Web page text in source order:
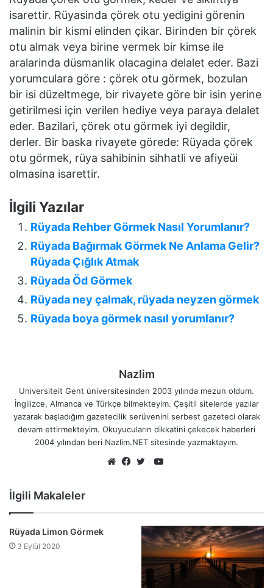
isarettir. Rüyasinda çörek otu yedigini görenin
malinin bir kismi elinden çikar. Birinden bir çörek
otu almak veya birine vermek bir kimse ile
aralarinda düsmanlik olacagina delalet eder. Bazi
yorumculara göre : çörek otu görmek, bozulan
bir isi düzeltmege, bir rivayete göre bir isin yerine
getirilmesi için verilen hediye veya paraya delalet
eder. Bazilari, çörek otu görmek iyi degildir,
derler. Bir baska rivayete görede: Rüyada çörek
otu görmek, rüya sahibinin sihhatli ve afiyeüi
olmasina isarettir.
İlgili Yazılar
Rüyada Rehber Görmek Nasıl Yorumlanır?
Rüyada Bağırmak Görmek Ne Anlama Gelir?
Rüyada Çığlık Atmak
Rüyada Öd Görmek
Rüyada ney çalmak, rüyada neyzen görmek
Rüyada boya görmek nasıl yorumlanır?
Nazlim
Universiteit Gent üniversitesinden 2003 yılında mezun oldum.
İngilizce, Almanca ve Türkçe bilmekteyim. Çeşitli sitelerde yazılar
yazarak başladığım gazetecilik serüvenini serbest gazeteci olarak
devam ettirmekteyim. Okuyucuların dikkatini çekecek haberleri
2004 yılından beri Nazlim.NET sitesinde yazmaktayım.
YouTube
İlgili Makaleler
Rüyada Limon Görmek
3 Eylül 2020